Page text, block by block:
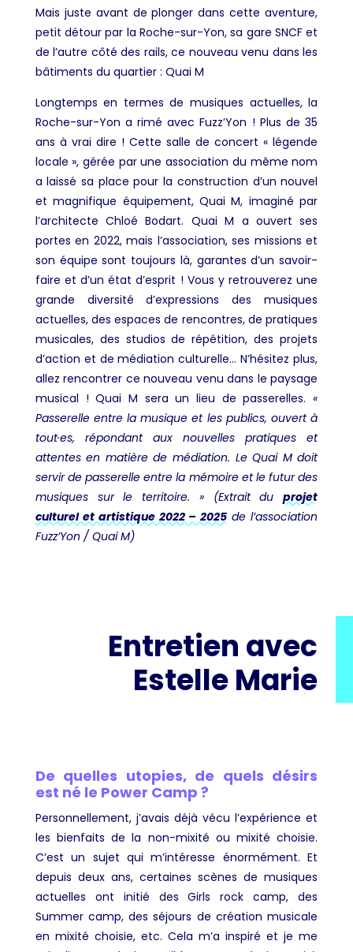
Mais juste avant de plonger dans cette aventure,
petit détour par la Roche-sur-Yon, sa gare SNCF et
de l’autre côté des rails, ce nouveau venu dans les
bâtiments du quartier : Quai M
Longtemps en termes de musiques actuelles, la
Roche-sur-Yon a rimé avec Fuzz’Yon ! Plus de 35
ans à vrai dire ! Cette salle de concert « légende
locale », gérée par une association du même nom
a laissé sa place pour la construction d’un nouvel
et magnifique équipement, Quai M, imaginé par
l’architecte Chloé Bodart. Quai M a ouvert ses
portes en 2022, mais l’association, ses missions et
son équipe sont toujours là, garantes d’un savoir-
faire et d’un état d’esprit ! Vous y retrouverez une
grande diversité d’expressions des musiques
actuelles, des espaces de rencontres, de pratiques
musicales, des studios de répétition, des projets
d’action et de médiation culturelle… N’hésitez plus,
allez rencontrer ce nouveau venu dans le paysage
musical ! Quai M seraun lieu de passerelles.«
Passerelle entre la musique et les publics, ouvert à
tout·es, répondant aux nouvelles pratiques et
attentes en matière de médiation. Le Quai M doit
servir de passerelle entre la mémoire et le futur des
musiques sur le territoire. » (Extrait duprojet
culturel et artistique 2022 – 2025 de l’association
Fuzz’Yon / Quai M)
Entretien avec
Estelle Marie
De quelles utopies, de quels désirs
est né le Power Camp ?
Personnellement, j’avais déjà vécu l’expérience et
les bienfaits de la non-mixité ou mixité choisie.
C’est un sujet qui m’intéresse énormément. Et
depuis deux ans, certaines scènes de musiques
actuelles ont initié des Girls rock camp, des
Summer camp, des séjours de création musicale
en mixité choisie, etc. Cela m’a inspiré et je me